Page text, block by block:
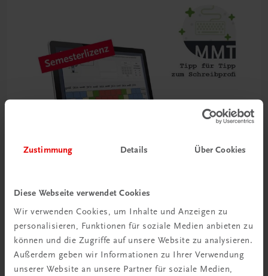
Zustimmung Details Über Cookies
Diese Webseite verwendet Cookies
Wir verwenden Cookies, um Inhalte und Anzeigen zu
personalisieren, Funktionen für soziale Medien anbieten zu
können und die Zugriffe auf unsere Website zu analysieren.
Außerdem geben wir Informationen zu Ihrer Verwendung
unserer Website an unsere Partner für soziale Medien,
Multimedia-Typing Premium Semesterlizenz
€ 5,00